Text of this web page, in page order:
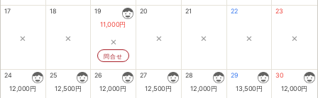
17
×
18
×
19
11,000円
×
問合せ
20
×
21
×
22
×
23
×
24
12,000円
25
12,500円
26
12,000円
27
12,500円
28
12,000円
29
13,500円
30
12,000円